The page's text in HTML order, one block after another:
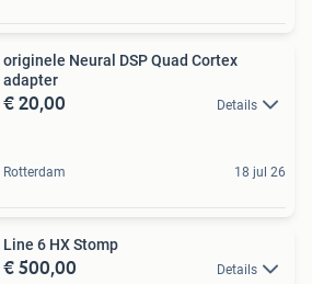
originele Neural DSP Quad Cortex
adapter
€ 20,00 Details
Rotterdam 18 jul 26
Line 6 HX Stomp
€ 500,00 Details